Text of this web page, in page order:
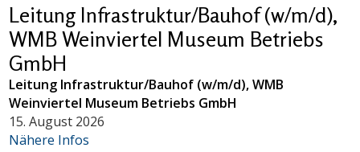
Leitung Infrastruktur/Bauhof (w/m/d),
WMB Weinviertel Museum Betriebs
GmbH
Leitung Infrastruktur/Bauhof (w/m/d), WMB
Weinviertel Museum Betriebs GmbH
15. August 2026
Nähere Infos